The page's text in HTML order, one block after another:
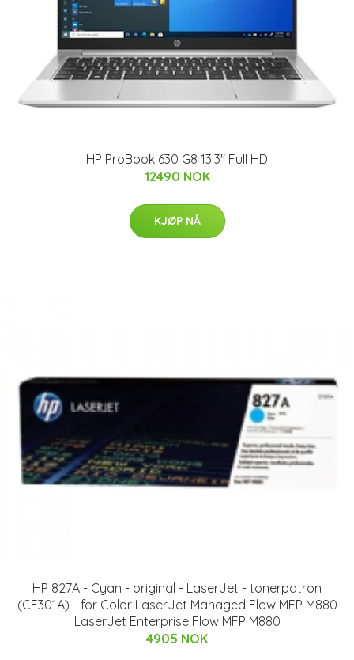
HP ProBook 630 G8 13.3" Full HD
12490 NOK
KJØP NÅ
HP 827A - Cyan - original - LaserJet - tonerpatron
(CF301A) - for Color LaserJet Managed Flow MFP M880
LaserJet Enterprise Flow MFP M880
4905 NOK